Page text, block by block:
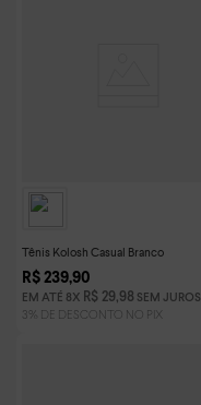
Tênis Kolosh Casual Branco
R$ 239,90
EM ATÉ 8 X R$ 29,98 SEM JUROS